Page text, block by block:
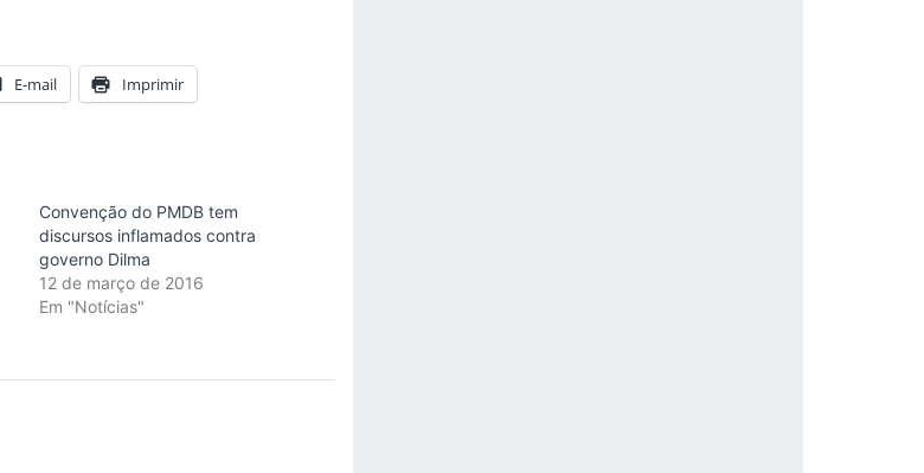
E-mail Imprimir
Convenção do PMDB tem
discursos inflamados contra
governo Dilma
12 de março de 2016
Em "Notícias"